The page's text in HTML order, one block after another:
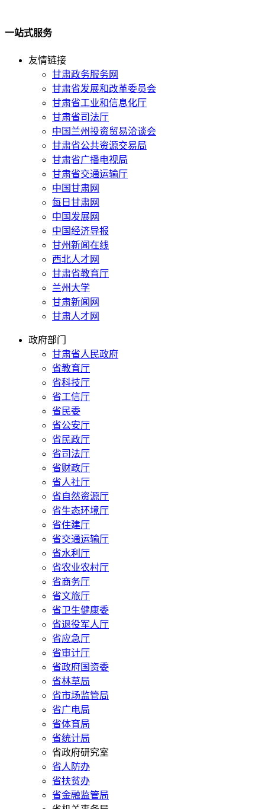
一站式服务
友情链接
甘肃政务服务网
甘肃省发展和改革委员会
甘肃省工业和信息化厅
甘肃省司法厅
中国兰州投资贸易洽谈会
甘肃省公共资源交易局
甘肃省广播电视局
甘肃省交通运输厅
中国甘肃网
每日甘肃网
中国发展网
中国经济导报
甘州新闻在线
西北人才网
甘肃省教育厅
兰州大学
甘肃新闻网
甘肃人才网
政府部门
甘肃省人民政府
省教育厅
省科技厅
省工信厅
省民委
省公安厅
省民政厅
省司法厅
省财政厅
省人社厅
省自然资源厅
省生态环境厅
省住建厅
省交通运输厅
省水利厅
省农业农村厅
省商务厅
省文旅厅
省卫生健康委
省退役军人厅
省应急厅
省审计厅
省政府国资委
省林草局
省市场监管局
省广电局
省体育局
省统计局
省政府研究室
省人防办
省扶贫办
省金融监管局